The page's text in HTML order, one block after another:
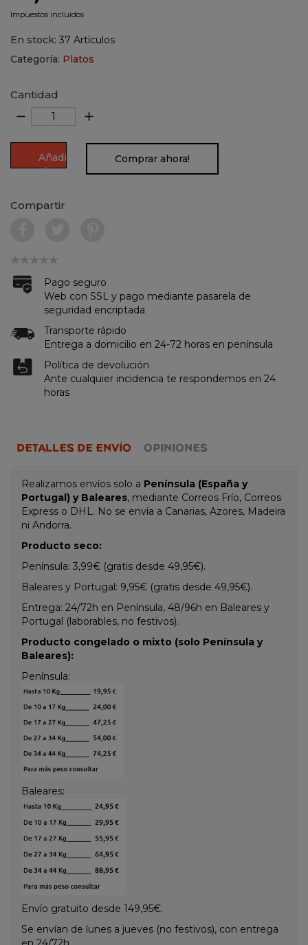
Impuestos incluidos
En stock: 37 Artículos
Categoría: Platos
Cantidad
remove add
Añadir
al
Comprar ahora!
Compartir
Pago seguro
Web con SSL y pago mediante pasarela de
seguridad encriptada
Transporte rápido
Entrega a domicilio en 24-72 horas en península
Política de devolución
Ante cualquier incidencia te respondemos en 24
horas
DETALLES DE ENVÍO OPINIONES
Realizamos envíos solo a Península (España y
Portugal) y Baleares, mediante Correos Frío, Correos
Express o DHL. No se envía a Canarias, Azores, Madeira
ni Andorra.
Producto seco:
Península: 3,99€ (gratis desde 49,95€).
Baleares y Portugal: 9,95€ (gratis desde 49,95€).
Entrega: 24/72h en Península, 48/96h en Baleares y
Portugal (laborables, no festivos).
Producto congelado o mixto (solo Península y
Baleares):
Península:
Baleares:
Envío gratuito desde 149,95€.
Se envían de lunes a jueves (no festivos), con entrega